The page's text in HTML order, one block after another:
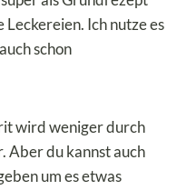
Ich nutze es
schon
wird weniger durch
Aber du kannst auch
um es etwas